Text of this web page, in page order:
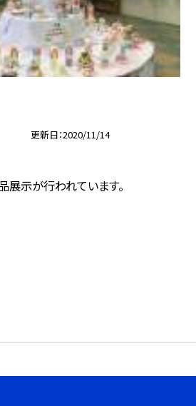
更新日 2020/11/14
展示が行われています。